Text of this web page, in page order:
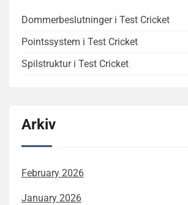
Dommerbeslutninger i Test Cricket
Pointssystem i Test Cricket
Spilstruktur i Test Cricket
Arkiv
February 2026
January 2026